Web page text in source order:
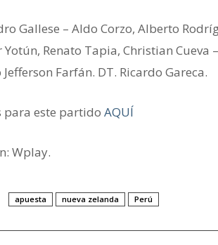
Gallese – Aldo Corzo, Alberto
Yotún, Renato Tapia, Christian Cueva
Farfán. DT. Ricardo Gareca.
para este partido AQUÍ
Wplay.
apuesta nueva zelanda Perú